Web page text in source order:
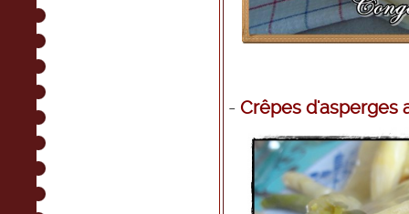
- Crêpes d'asperges